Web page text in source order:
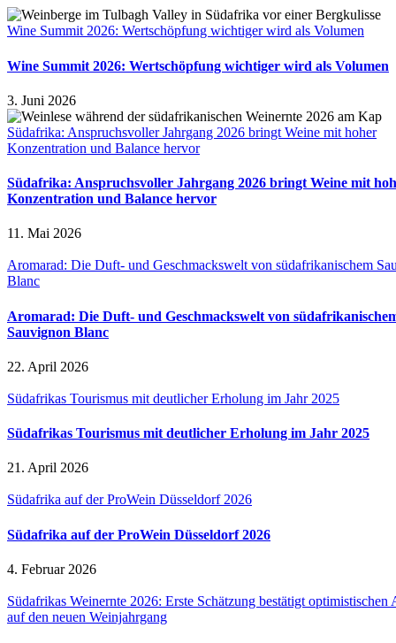
Wine Summit 2026: Wertschöpfung wichtiger wird als Volumen
Wine Summit 2026: Wertschöpfung wichtiger wird als Volumen
3. Juni 2026
Südafrika: Anspruchsvoller Jahrgang 2026 bringt Weine mit hoher
Konzentration und Balance hervor
Südafrika: Anspruchsvoller Jahrgang 2026 bringt Weine mit
Konzentration und Balance hervor
11. Mai 2026
Aromarad: Die Duft- und Geschmackswelt von südafrikanischem
Blanc
Aromarad: Die Duft- und Geschmackswelt von
Sauvignon Blanc
22. April 2026
Südafrikas Tourismus mit deutlicher Erholung im Jahr 2025
Südafrikas Tourismus mit deutlicher Erholung im Jahr 2025
21. April 2026
Südafrika auf der ProWein Düsseldorf 2026
Südafrika auf der ProWein Düsseldorf 2026
4. Februar 2026
Südafrikas Weinernte 2026: Erste Schätzung bestätigt optimistischen
auf den neuen Weinjahrgang